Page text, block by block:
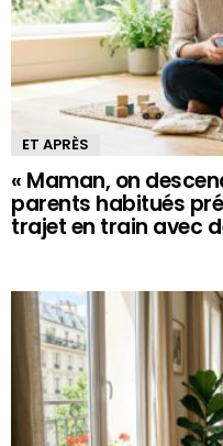
ET APRÈS
« Maman, on
parents habitués
trajet en train avec